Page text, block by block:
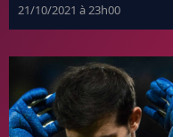
21/10/2021 à 23h00